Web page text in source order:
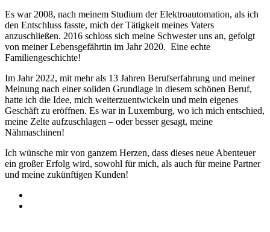
Es war 2008, nach meinem Studium der Elektroautomation, als ich
den Entschluss fasste, mich der Tätigkeit meines Vaters
anzuschließen. 2016 schloss sich meine Schwester uns an, gefolgt
von meiner Lebensgefährtin im Jahr 2020. Eine echte
Familiengeschichte!
Im Jahr 2022, mit mehr als 13 Jahren Berufserfahrung und meiner
Meinung nach einer soliden Grundlage in diesem schönen Beruf,
hatte ich die Idee, mich weiterzuentwickeln und mein eigenes
Geschäft zu eröffnen. Es war in Luxemburg, wo ich mich entschied,
meine Zelte aufzuschlagen – oder besser gesagt, meine
Nähmaschinen!
Ich wünsche mir von ganzem Herzen, dass dieses neue Abenteuer
ein großer Erfolg wird, sowohl für mich, als auch für meine Partner
und meine zukünftigen Kunden!